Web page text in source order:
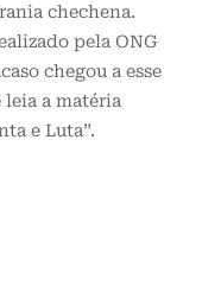
chechena.
pela ONG
chegou a esse
leia a matéria
e Luta”.